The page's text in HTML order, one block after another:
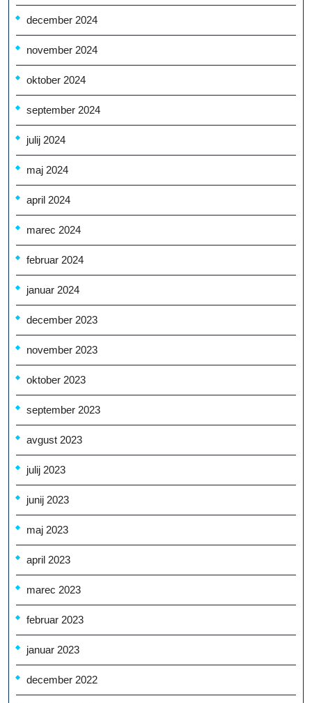
december 2024
november 2024
oktober 2024
september 2024
julij 2024
maj 2024
april 2024
marec 2024
februar 2024
januar 2024
december 2023
november 2023
oktober 2023
september 2023
avgust 2023
julij 2023
junij 2023
maj 2023
april 2023
marec 2023
februar 2023
januar 2023
december 2022